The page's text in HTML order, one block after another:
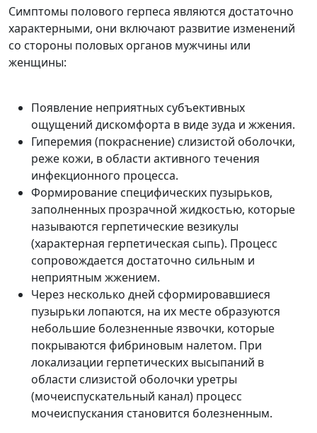
Симптомы полового герпеса являются достаточно
характерными, они включают развитие изменений
со стороны половых органов мужчины или
женщины:
Появление неприятных субъективных
ощущений дискомфорта в виде зуда и жжения.
Гиперемия (покраснение) слизистой оболочки,
реже кожи, в области активного течения
инфекционного процесса.
Формирование специфических пузырьков,
заполненных прозрачной жидкостью, которые
называются герпетические везикулы
(характерная герпетическая сыпь). Процесс
сопровождается достаточно сильным и
неприятным жжением.
Через несколько дней сформировавшиеся
пузырьки лопаются, на их месте образуются
небольшие болезненные язвочки, которые
покрываются фибриновым налетом. При
локализации герпетических высыпаний в
области слизистой оболочки уретры
(мочеиспускательный канал) процесс
мочеиспускания становится болезненным.